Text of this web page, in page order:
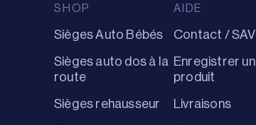
SHOP
Sièges Auto Bébés
Sièges auto dos à la
route
Sièges rehausseur
AIDE
Contact / SAV
Enregistrer un
produit
Livraisons